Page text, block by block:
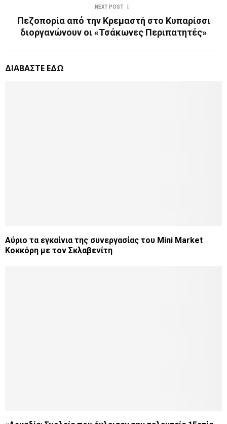
NEXT POST
Πεζοπορία από την Κρεμαστή στο Κυπαρίσσι
διοργανώνουν οι «Τσάκωνες Περιπατητές»
ΔΙΑΒΑΣΤΕ ΕΔΩ
Αύριο τα εγκαίνια της συνεργασίας του Mini Market
Κοκκόρη με τον Σκλαβενίτη